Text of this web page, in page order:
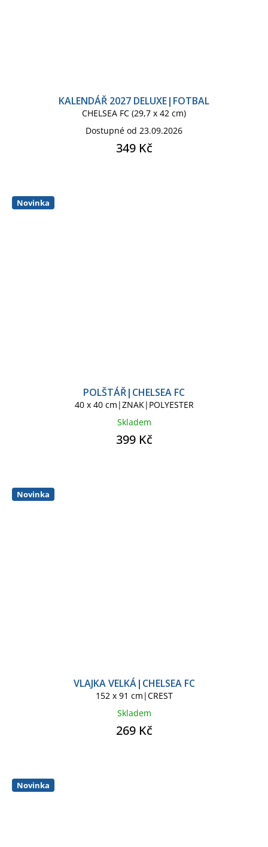
KALENDÁŘ 2027 DELUXE|FOTBAL
CHELSEA FC (29,7 x 42 cm)
Dostupné od 23.09.2026
349 Kč
Novinka
POLŠTÁŘ|CHELSEA FC
40 x 40 cm|ZNAK|POLYESTER
Skladem
399 Kč
Novinka
VLAJKA VELKÁ|CHELSEA FC
152 x 91 cm|CREST
Skladem
269 Kč
Novinka